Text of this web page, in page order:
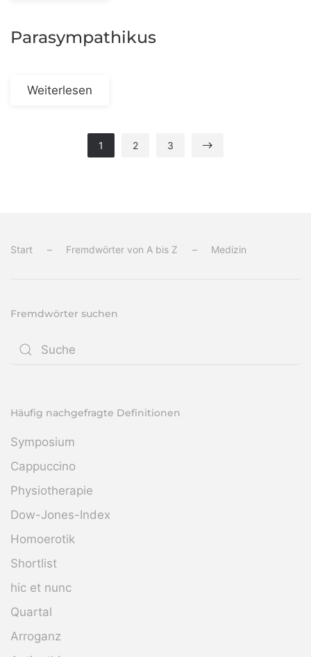
Parasympathikus
Weiterlesen
1 2 3
Start Fremdwörter von A bis Z Medizin
Fremdwörter suchen
Häufig nachgefragte Definitionen
Symposium
Cappuccino
Physiotherapie
Dow-Jones-Index
Homoerotik
Shortlist
hic et nunc
Quartal
Arroganz